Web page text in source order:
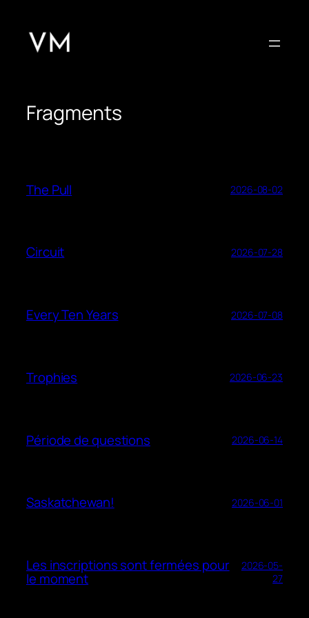
content
Fragments
The Pull 2026-08-02
Circuit 2026-07-28
Every Ten Years 2026-07-08
Trophies 2026-06-23
Période de questions 2026-06-14
Saskatchewan! 2026-06-01
Les inscriptions sont fermées pour
le moment
2026-05-
27